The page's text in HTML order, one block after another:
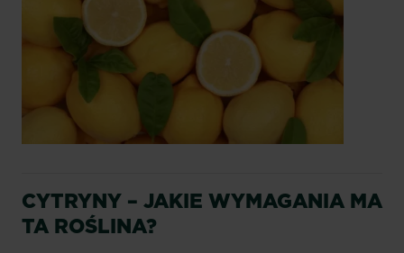
CYTRYNY – JAKIE WYMAGANIA MA
TA ROŚLINA?